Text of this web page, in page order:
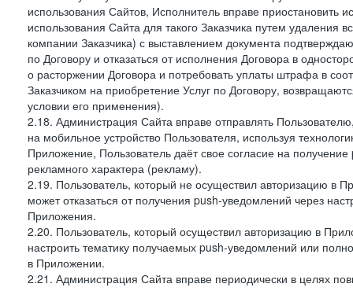
использования Сайтов, Исполнитель вправе приостановить
использования Сайта для такого Заказчика путем
компании Заказчика) с выставлением документа
по Договору и отказаться от исполнения Договора в
о расторжении Договора и потребовать уплаты штрафа в
Заказчиком на приобретение Услуг по Договору,
условии его применения).
2.18. Администрация Сайта вправе отправлять
на мобильное устройство Пользователя, используя
Приложение, Пользователь даёт свое согласие на
рекламного характера (рекламу).
2.19. Пользователь, который не осуществил авторизацию в
может отказаться от получения push-уведомлений через
Приложения.
2.20. Пользователь, который осуществил авторизацию в
настроить тематику получаемых push-уведомлений или
в Приложении.
2.21. Администрация Сайта вправе периодически в целях